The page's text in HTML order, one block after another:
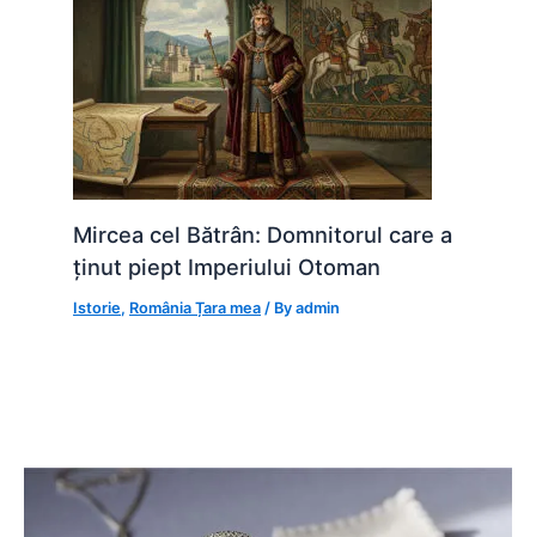
Mircea cel Bătrân: Domnitorul care a
ținut piept Imperiului Otoman
Istorie, România Țara mea / Byadmin